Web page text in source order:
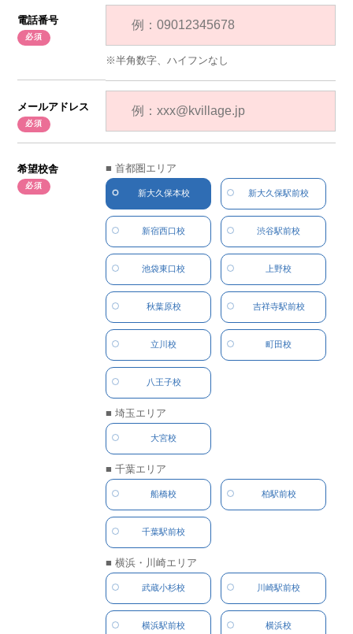
電話番号
半角数字、ハイフンなし
メールアドレス
希望校舎 ■ 首都圏エリア
新大久保本校 新大久保駅前校
新宿西口校 渋谷駅前校
池袋東口校 上野校
秋葉原校 吉祥寺駅前校
立川校 町田校
八王子校
■ 埼玉エリア
大宮校
■ 千葉エリア
船橋校 柏駅前校
千葉駅前校
■ 横浜・川崎エリア
武蔵小杉校 川崎駅前校
横浜駅前校 横浜校